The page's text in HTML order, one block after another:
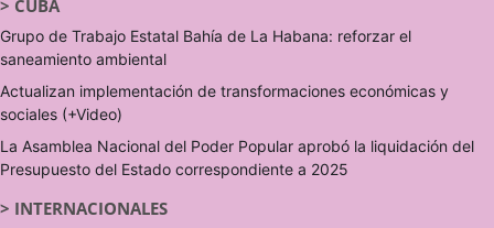
> CUBA
Grupo de Trabajo Estatal Bahía de La Habana: reforzar el
saneamiento ambiental
Actualizan implementación de transformaciones económicas y
sociales (+Video)
La Asamblea Nacional del Poder Popular aprobó la liquidación del
Presupuesto del Estado correspondiente a 2025
> INTERNACIONALES